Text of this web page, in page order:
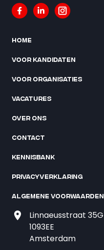
Home
Voor kandidaten
Voor organisaties
Vacatures
Over ons
Contact
Kennisbank
Privacyverklaring
Algemene voorwaarden
Linnaeusstraat 35G
1093EE
Amsterdam